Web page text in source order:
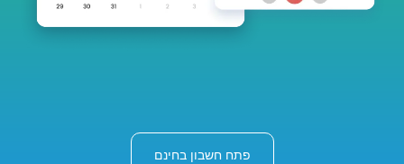
פתח חשבון בחינם